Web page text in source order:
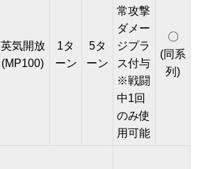
英気開放
(MP100)
1タ
ーン
5タ
ーン
常攻撃
ダメー
ジプラ
ス付与
※戦闘
中1回
のみ使
用可能
〇
(同系
列)